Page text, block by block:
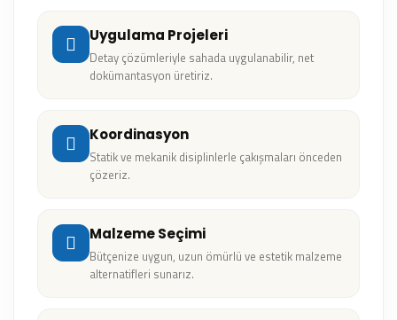
Uygulama Projeleri
Detay çözümleriyle sahada uygulanabilir, net
dokümantasyon üretiriz.
Koordinasyon
Statik ve mekanik disiplinlerle çakışmaları önceden
çözeriz.
Malzeme Seçimi
Bütçenize uygun, uzun ömürlü ve estetik malzeme
alternatifleri sunarız.